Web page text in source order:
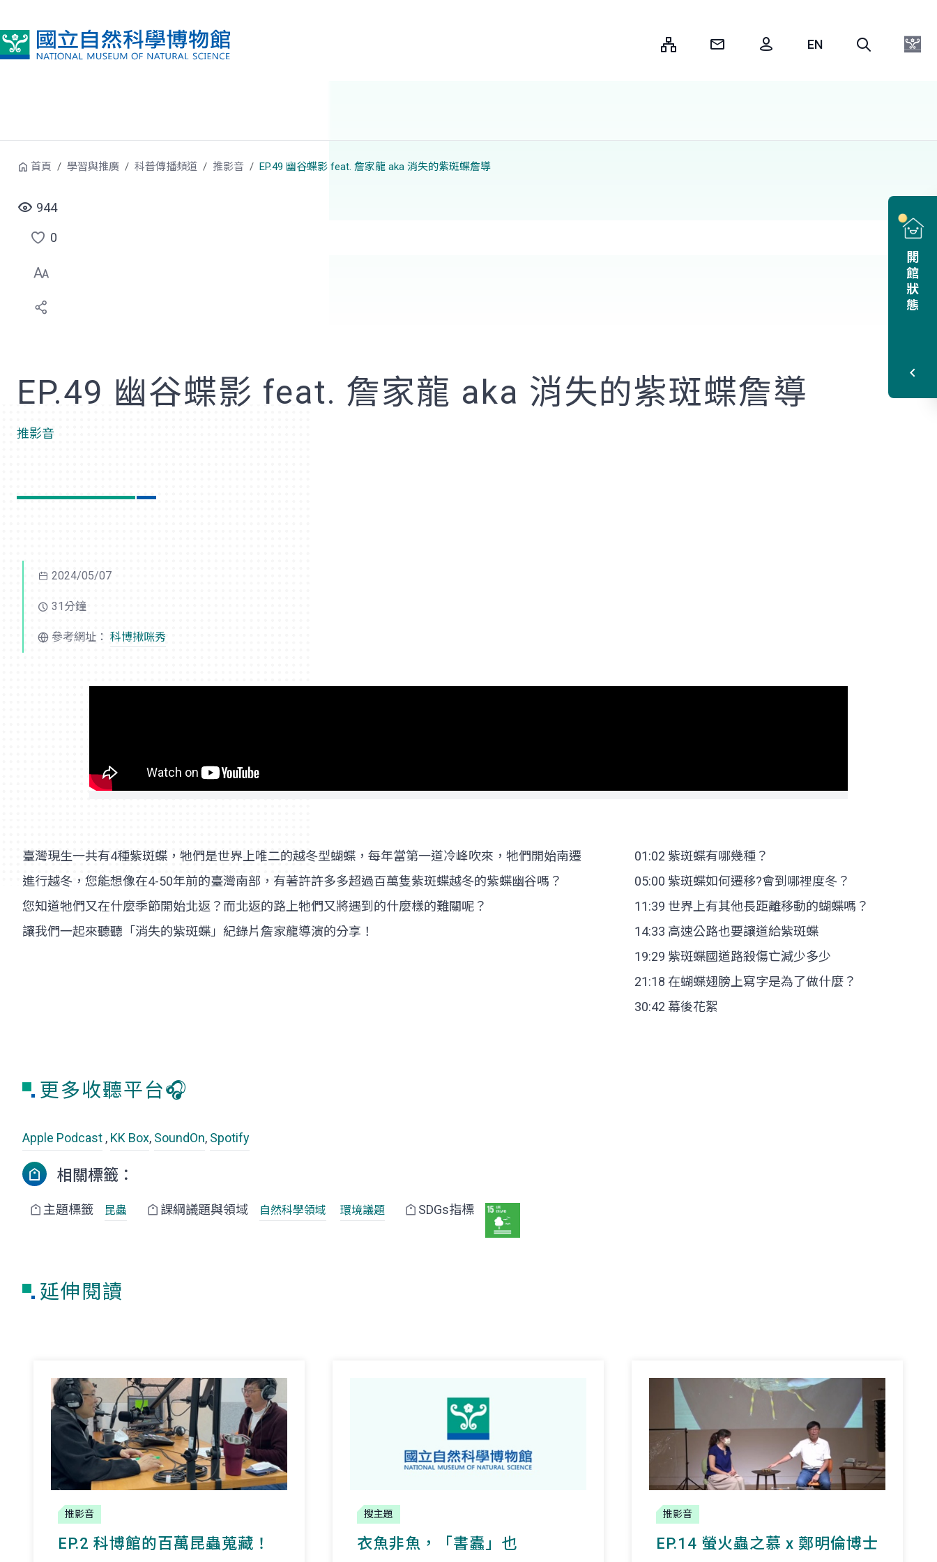
開館狀態
首頁 學習與推廣 科普傳播頻道 推影音 EP.49 幽谷蝶影 feat. 詹家龍 aka 消失的紫斑蝶詹導
944
點
選
喜
0
EP.49 幽谷蝶影 feat. 詹家龍 aka 消失的紫斑蝶詹導
推影音
2024/05/07
31分鐘
參考網址： 科博揪咪秀
臺灣現生一共有4種紫斑蝶，牠們是世界上唯二的越冬型蝴蝶，每年當第一道冷峰吹來，牠們開始南遷
進行越冬，您能想像在4-50年前的臺灣南部，有著許許多多超過百萬隻紫斑蝶越冬的紫蝶幽谷嗎？
您知道牠們又在什麼季節開始北返？而北返的路上牠們又將遇到的什麼樣的難關呢？
讓我們一起來聽聽「消失的紫斑蝶」紀錄片詹家龍導演的分享！
01:02 紫斑蝶有哪幾種？
05:00 紫斑蝶如何遷移?會到哪裡度冬？
11:39 世界上有其他長距離移動的蝴蝶嗎？
14:33 高速公路也要讓道給紫斑蝶
19:29 紫斑蝶國道路殺傷亡減少多少
21:18 在蝴蝶翅膀上寫字是為了做什麼？
30:42 幕後花絮
更多收聽平台🎧
Apple Podcast , KK Box, SoundOn, Spotify
相關標籤：
主題標籤 昆蟲 課綱議題與領域 自然科學領域 環境議題 SDGs指標
延伸閱讀
推影音
EP.2 科博館的百萬昆蟲蒐藏！
搜主題
衣魚非魚，「書蠹」也
推影音
EP.14 螢火蟲之慕 x 鄭明倫博士